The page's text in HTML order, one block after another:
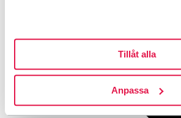
Tillåt alla
Anpassa